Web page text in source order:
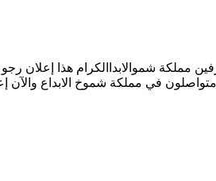
مملكة شموالابداالكرام هذا إعلان
في مملكة شموخ الابداع والآن